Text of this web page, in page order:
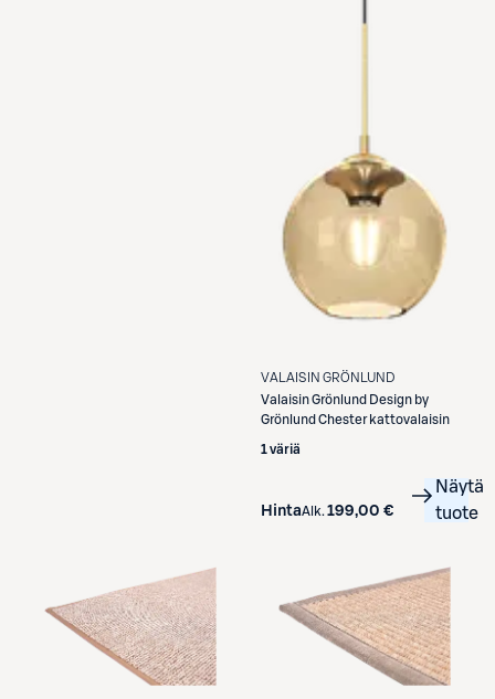
VALAISIN GRÖNLUND
Valaisin Grönlund Design by
Grönlund Chester kattovalaisin
1 väriä
HintaAlk. 199,00 €
Näytä
tuote